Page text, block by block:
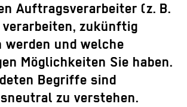
Auftragsverarbeiter (z. B.
verarbeiten, zukünftig
werden und welche
Möglichkeiten Sie haben.
Begriffe sind
zu verstehen.